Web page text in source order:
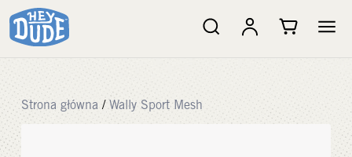
Strona główna / Wally Sport Mesh